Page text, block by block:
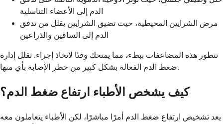
الدم إلى الأعضاء التناسلية
مرض الشرايين المحيطية، حيث تضيق الشرايين يقلل من تدفق
الدم إلى الساقين والذراعين
تتطور هذه المضاعفات ببطء، مما يمنحك وقتًا لاتخاذ إجراء. تقلل إدارة
ضغط الدم الفعالة بشكل كبير من خطر الإصابة بأي منها.
كيف يشخص الأطباء ارتفاع ضغط الدم؟
يعد تشخيص ارتفاع ضغط الدم أمرًا مباشرًا، لكن الأطباء يتعاملون معه